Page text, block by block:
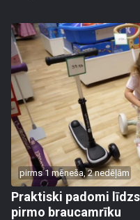
pirms 1 mēneša, 2 nedēļām
Praktiski padomi
pirmo braucamrīku